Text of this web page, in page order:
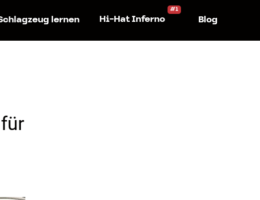
lernen Hi-Hat Inferno Blog